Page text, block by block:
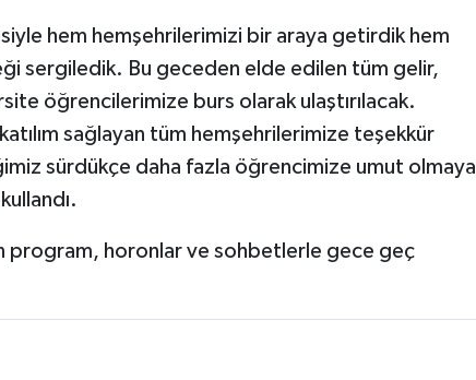
hem hemşehrilerimizi bir araya getirdik hem
sergiledik. Bu geceden elde edilen tüm gelir,
öğrencilerimize burs olarak ulaştırılacak.
sağlayan tüm hemşehrilerimize teşekkür
sürdükçe daha fazla öğrencimize umut olmaya
program, horonlar ve sohbetlerle gece geç